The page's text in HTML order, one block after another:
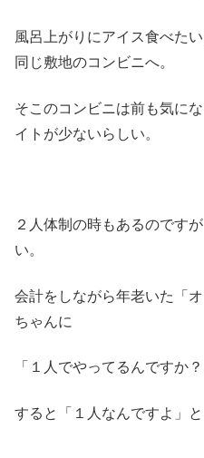
風呂上がりにアイス食べた
同じ敷地のコンビニへ。
そこのコンビニは前も気に
イトが少ないらしい。
２人体制の時もあるのです
い。
会計をしながら年老いた「
ちゃんに
「１人でやってるんですか？
すると「１人なんですよ」と